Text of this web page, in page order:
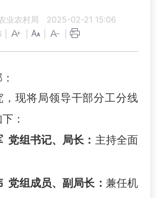
业农村局
2025-02-21 15:06
，现将局领导干部分工分线
：
党组书记、局长： 主持全面
党组成员、副局长： 兼任机